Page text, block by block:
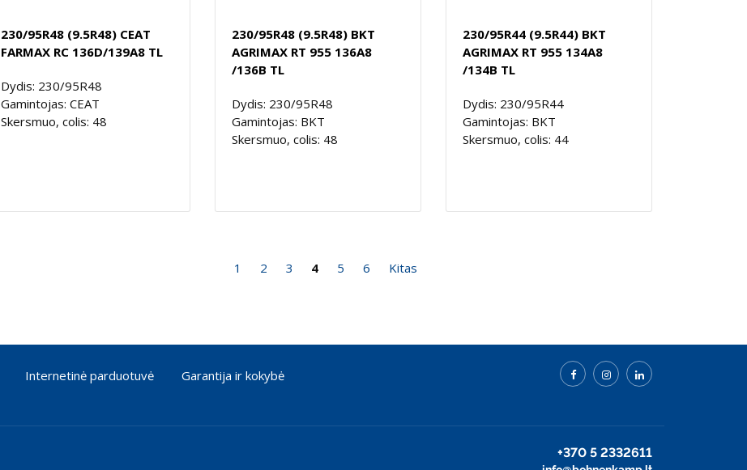
230/95R48 (9.5R48) CEAT
FARMAX RC 136D/139A8 TL
Dydis: 230/95R48
Gamintojas: CEAT
Skersmuo, colis: 48
230/95R48 (9.5R48) BKT
AGRIMAX RT 955 136A8
/136B TL
Dydis: 230/95R48
Gamintojas: BKT
Skersmuo, colis: 48
230/95R44 (9.5R44) BKT
AGRIMAX RT 955 134A8
/134B TL
Dydis: 230/95R44
Gamintojas: BKT
Skersmuo, colis: 44
1 2 3 4 5 6 Kitas
Internetinė parduotuvė
Garantija ir kokybė
+370 5 2332611